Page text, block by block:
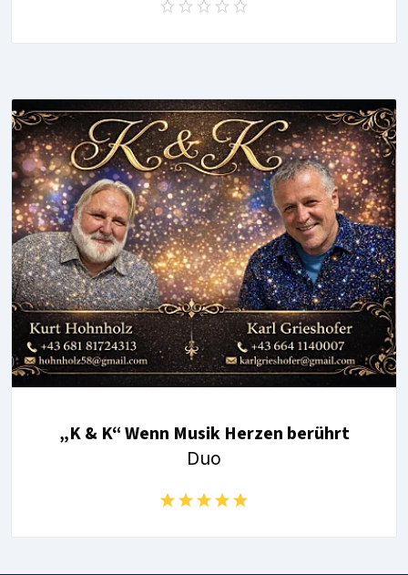
„K & K“ Wenn Musik Herzen berührt
Duo